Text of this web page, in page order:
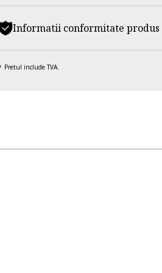
Informatii conformitate produs
Pretul include TVA.